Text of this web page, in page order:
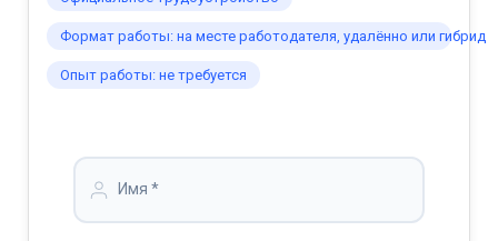
Формат работы: на месте работодателя, удалённо или гибрид
Опыт работы: не требуется
Имя *